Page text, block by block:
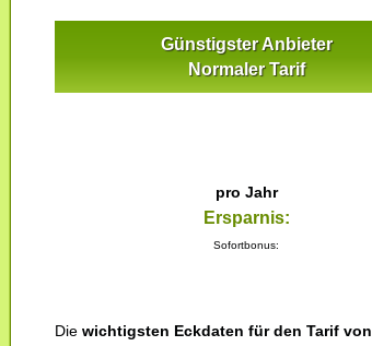
Günstigster Anbieter
Normaler Tarif
pro Jahr
Ersparnis:
Sofortbonus:
Die wichtigsten Eckdaten für den Tarif von